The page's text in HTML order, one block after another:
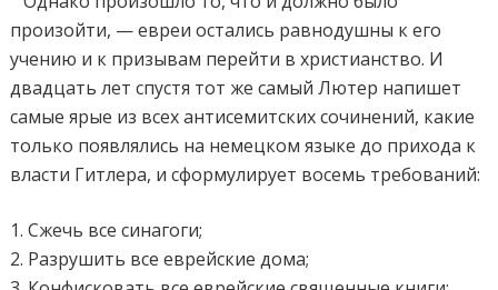
произойти, — евреи остались равнодушны к его
учению и к призывам перейти в христианство. И
двадцать лет спустя тот же самый Лютер напишет
самые ярые из всех антисемитских сочинений, какие
только появлялись на немецком языке до прихода к
власти Гитлера, и сформулирует восемь требований:
1. Сжечь все синагоги;
2. Разрушить все еврейские дома;